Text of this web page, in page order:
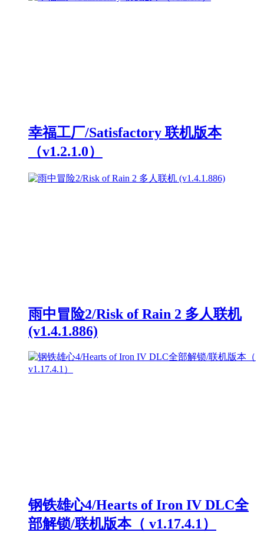
幸福工厂/Satisfactory 联机版本
（v1.2.1.0）
雨中冒险2/Risk of Rain 2 多人联机
(v1.4.1.886)
钢铁雄心4/Hearts of Iron IV DLC全
部解锁/联机版本（ v1.17.4.1）